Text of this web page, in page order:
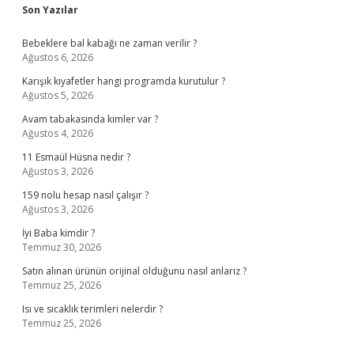
Sidebar
Son Yazılar
Bebeklere bal kabağı ne zaman verilir ?
Ağustos 6, 2026
Karışık kıyafetler hangi programda kurutulur ?
Ağustos 5, 2026
Avam tabakasında kimler var ?
Ağustos 4, 2026
11 Esmaül Hüsna nedir ?
Ağustos 3, 2026
159 nolu hesap nasıl çalışır ?
Ağustos 3, 2026
İyi Baba kimdir ?
Temmuz 30, 2026
Satın alınan ürünün orijinal olduğunu nasıl anlarız ?
Temmuz 25, 2026
Isı ve sıcaklık terimleri nelerdir ?
Temmuz 25, 2026